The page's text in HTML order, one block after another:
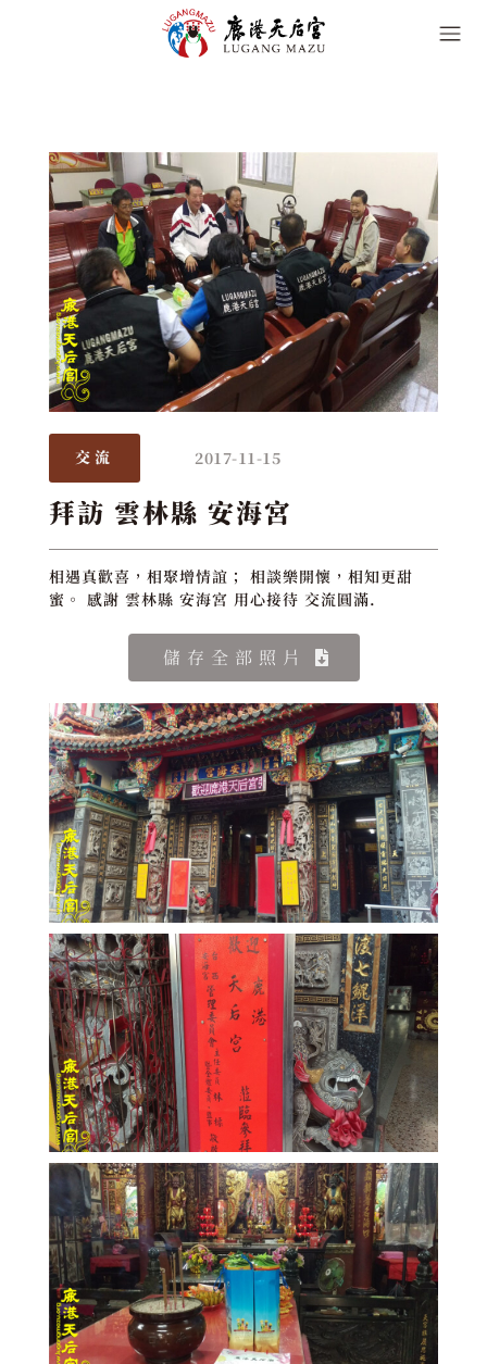
交流 2017-11-15
拜訪 雲林縣 安海宮
相遇真歡喜，相聚增情誼； 相談樂開懷，相知更甜
蜜。 感謝 雲林縣 安海宮 用心接待 交流圓滿.
儲存全部照片